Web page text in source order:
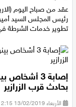
الأربعاء 20/02/2019 17:20
عقد من صباح اليوم
رئيس المجلس السيد
بحادث قرب الزرازير